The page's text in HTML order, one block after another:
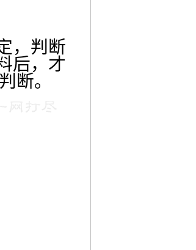
，判断
后，才
断。